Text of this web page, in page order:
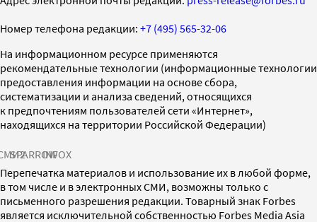
Номер телефона редакции: +7 (495) 565-32-06
На информационном ресурсе применяются
рекомендательные технологии (информационные технологии
предоставления информации на основе сбора,
систематизации и анализа сведений, относящихся
к предпочтениям пользователей сети «Интернет»,
находящихся на территории Российской Федерации)
SPARROWINFOX
Перепечатка материалов и использование их в любой форме,
в том числе и в электронных СМИ, возможны только с
письменного разрешения редакции. Товарный знак Forbes
является исключительной собственностью Forbes Media Asia